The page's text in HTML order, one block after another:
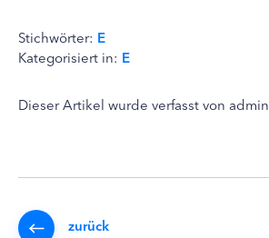
Stichwörter: E
Kategorisiert in: E
Dieser Artikel wurde verfasst von admin
zurück